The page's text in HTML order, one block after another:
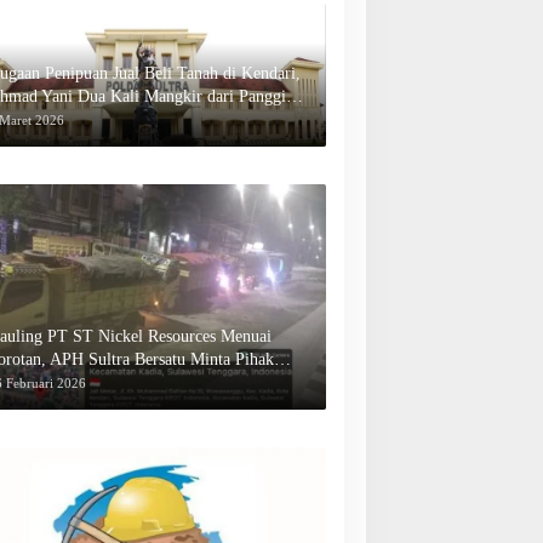
Penipuan Jual Beli Tanah di Kendari,
Yani Dua Kali Mangkir dari Panggilan
Sultra
2026
PT ST Nickel Resources Menuai
APH Sultra Bersatu Minta Pihak
Bertindak
Februari 2026